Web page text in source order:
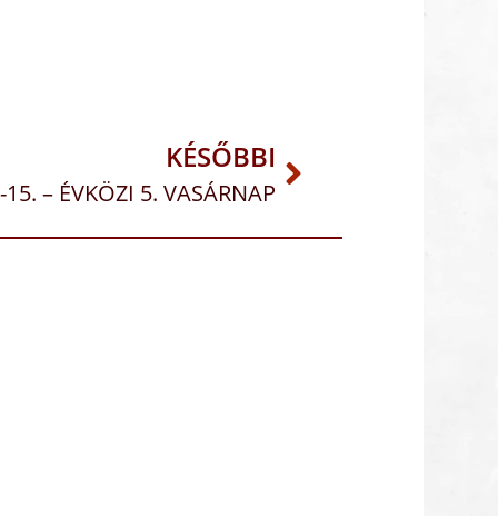
KÉSŐBBI
– ÉVKÖZI 5. VASÁRNAP